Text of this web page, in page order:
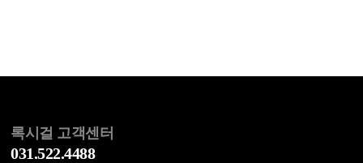
록시걸 고객센터
031.522.4488